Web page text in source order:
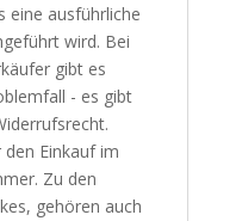
eine ausführliche
wird. Bei
gibt es
- es gibt
Einkauf im
Zu den
gehören auch